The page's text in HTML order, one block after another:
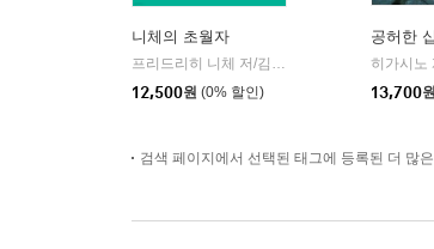
니체의 초월자
프리드리히 니체 저/김철 편역
12,500원 (0% 할인)
공허한
13,700원
검색 페이지에서 선택된 태그에 등록된 더 많